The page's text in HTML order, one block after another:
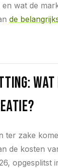
wat de
de
ter zake
de kosten
opgesplitst